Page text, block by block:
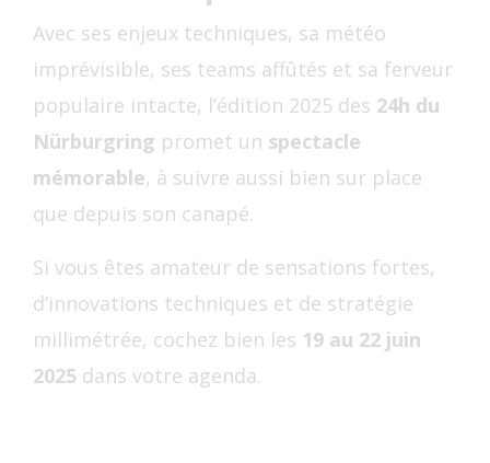
Avec ses enjeux techniques, sa météo
imprévisible, ses teams affûtés et sa ferveur
populaire intacte, l’édition 2025 des 24h du
Nürburgring promet un spectacle
mémorable, à suivre aussi bien sur place
que depuis son canapé.
Si vous êtes amateur de sensations fortes,
d’innovations techniques et de stratégie
millimétrée, cochez bien les 19 au 22 juin
2025 dans votre agenda.